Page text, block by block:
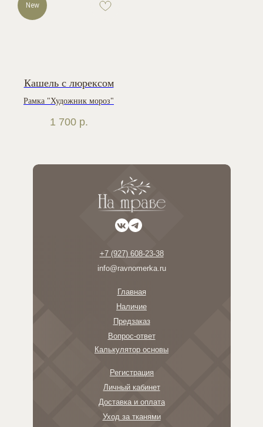
New
Кашель с люрексом
Рамка "Художник мороз"
1 700 р.
+7 (927) 608-23-38
info@ravnomerka.ru
Главная
Наличие
Вопрос-ответ
Предзаказ
Личный кабинет
Регистрация
Уход за тканями
Доставка и оплата
Калькулятор основы